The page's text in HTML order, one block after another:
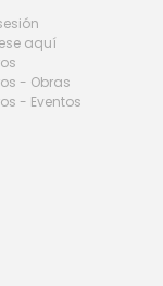
aquí
- Obras
- Eventos